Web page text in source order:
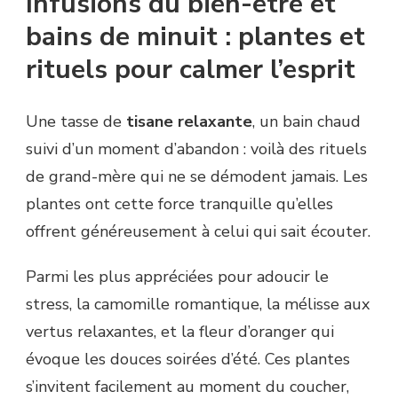
bains de minuit : plantes et
rituels pour calmer l’esprit
Une tasse de tisane relaxante, un bain chaud
suivi d’un moment d’abandon : voilà des rituels
de grand-mère qui ne se démodent jamais. Les
plantes ont cette force tranquille qu’elles
offrent généreusement à celui qui sait écouter.
Parmi les plus appréciées pour adoucir le
stress, la camomille romantique, la mélisse aux
vertus relaxantes, et la fleur d’oranger qui
évoque les douces soirées d’été. Ces plantes
s’invitent facilement au moment du coucher,